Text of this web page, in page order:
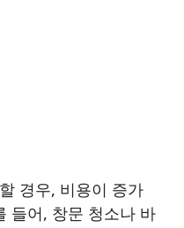
경우, 비용이 증가
들어, 창문 청소나 바